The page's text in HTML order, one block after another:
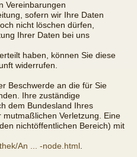
Vereinbarungen
sofern wir Ihre Daten
nicht löschen dürfen,
Ihrer Daten bei uns
haben, können Sie diese
widerrufen.
Beschwerde an die für Sie
Ihre zuständige
dem Bundesland Ihres
Verletzung. Eine
nichtöffentlichen Bereich) mit
An ... -node.html .